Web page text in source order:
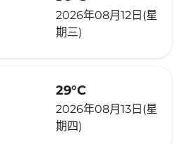
2026年08月12日(星
期三)
29°C
2026年08月13日(星
期四)